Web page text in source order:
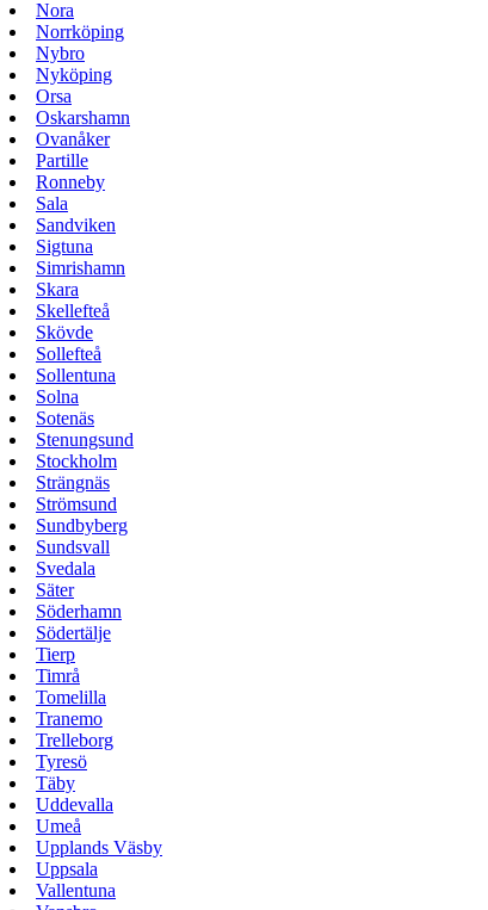
Nora
Norrköping
Nybro
Nyköping
Orsa
Oskarshamn
Ovanåker
Partille
Ronneby
Sala
Sandviken
Sigtuna
Simrishamn
Skara
Skellefteå
Skövde
Sollefteå
Sollentuna
Solna
Sotenäs
Stenungsund
Stockholm
Strängnäs
Strömsund
Sundbyberg
Sundsvall
Svedala
Säter
Söderhamn
Södertälje
Tierp
Timrå
Tomelilla
Tranemo
Trelleborg
Tyresö
Täby
Uddevalla
Umeå
Upplands Väsby
Uppsala
Vallentuna